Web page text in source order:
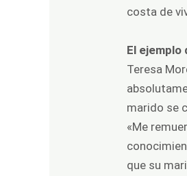
costa de
El ejemplo
Teresa
marido se
«Me
que su